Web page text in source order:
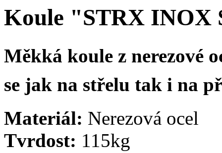
Koule "STRX INOX
Měkká koule z nerezové
se jak na střelu tak i na
Materiál: Nerezová ocel
Tvrdost: 115kg